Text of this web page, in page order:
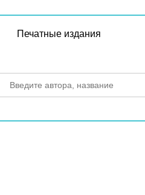
Печатные издания